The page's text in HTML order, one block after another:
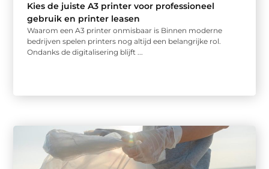
Kies de juiste A3 printer voor professioneel
gebruik en printer leasen
Waarom een A3 printer onmisbaar is Binnen moderne
bedrijven spelen printers nog altijd een belangrijke rol.
Ondanks de digitalisering blijft ...